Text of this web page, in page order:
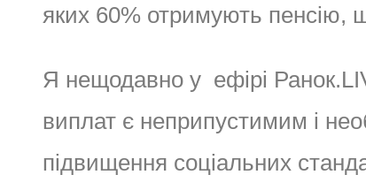
яких 60% отримують пенсію,
Я нещодавно у ефірі
виплат є неприпустимим і
підвищення соціальних